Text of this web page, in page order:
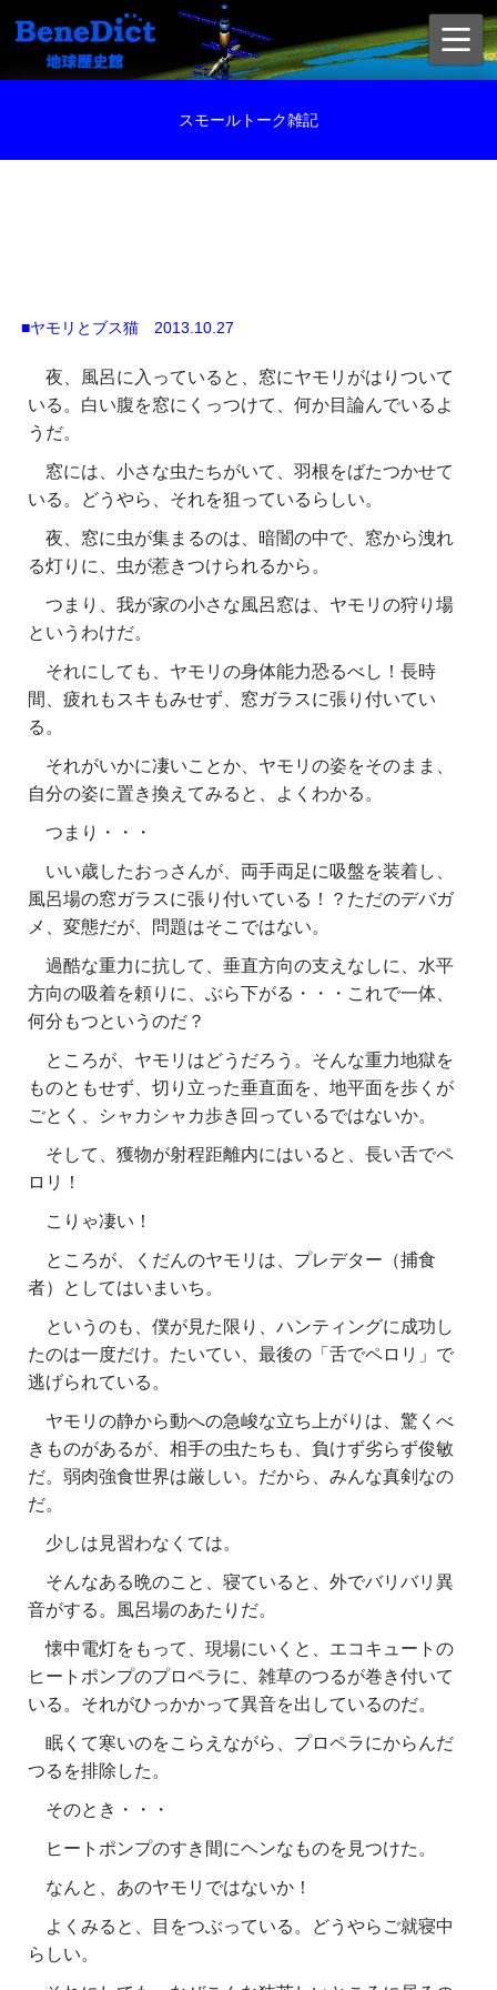
スモールトーク雑記
■ヤモリとブス猫 2013.10.27
夜、風呂に入っていると、窓にヤモリがはりついて
いる。白い腹を窓にくっつけて、何か目論んでいるよ
うだ。
窓には、小さな虫たちがいて、羽根をばたつかせて
いる。どうやら、それを狙っているらしい。
夜、窓に虫が集まるのは、暗闇の中で、窓から洩れ
る灯りに、虫が惹きつけられるから。
つまり、我が家の小さな風呂窓は、ヤモリの狩り場
というわけだ。
それにしても、ヤモリの身体能力恐るべし！長時
間、疲れもスキもみせず、窓ガラスに張り付いてい
る。
それがいかに凄いことか、ヤモリの姿をそのまま、
自分の姿に置き換えてみると、よくわかる。
つまり・・・
いい歳したおっさんが、両手両足に吸盤を装着し、
風呂場の窓ガラスに張り付いている！？ただのデバガ
メ、変態だが、問題はそこではない。
過酷な重力に抗して、垂直方向の支えなしに、水平
方向の吸着を頼りに、ぶら下がる・・・これで一体、
何分もつというのだ？
ところが、ヤモリはどうだろう。そんな重力地獄を
ものともせず、切り立った垂直面を、地平面を歩くが
ごとく、シャカシャカ歩き回っているではないか。
そして、獲物が射程距離内にはいると、長い舌でペ
ロリ！
こりゃ凄い！
ところが、くだんのヤモリは、プレデター（捕食
者）としてはいまいち。
というのも、僕が見た限り、ハンティングに成功し
たのは一度だけ。たいてい、最後の「舌でペロリ」で
逃げられている。
ヤモリの静から動への急峻な立ち上がりは、驚くべ
きものがあるが、相手の虫たちも、負けず劣らず俊敏
だ。弱肉強食世界は厳しい。だから、みんな真剣なの
だ。
少しは見習わなくては。
そんなある晩のこと、寝ていると、外でバリバリ異
音がする。風呂場のあたりだ。
懐中電灯をもって、現場にいくと、エコキュートの
ヒートポンプのプロペラに、雑草のつるが巻き付いて
いる。それがひっかかって異音を出しているのだ。
眠くて寒いのをこらえながら、プロペラにからんだ
つるを排除した。
そのとき・・・
ヒートポンプのすき間にヘンなものを見つけた。
なんと、あのヤモリではないか！
よくみると、目をつぶっている。どうやらご就寝中
らしい。